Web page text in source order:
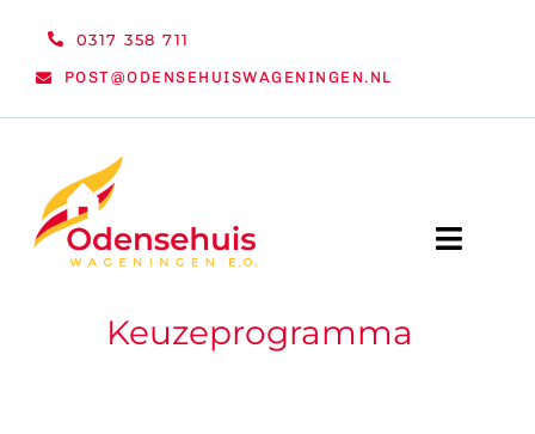
0317 358 711
POST@ODENSEHUISWAGENINGEN.NL
Toggle
WELKOMKeuzeprogramma